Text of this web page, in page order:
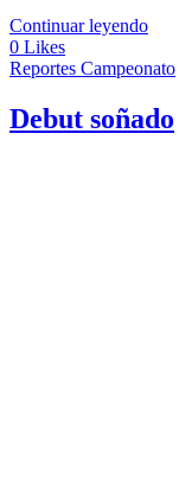
Continuar leyendo
0 Likes
Reportes Campeonato
Debut soñado